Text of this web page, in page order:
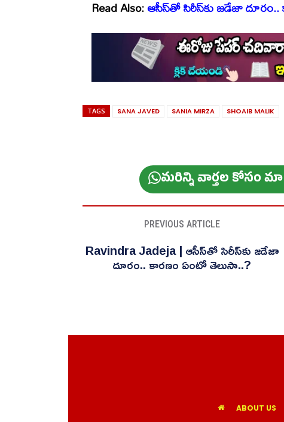
Read Also:ఆసీస్‌తో సిరీస్‌కు జడేజా
TAGS SANA JAVED SANIA MIRZA SHOAIB MALIK
మ‌రిన్ని వార్త‌ల కోసం
PREVIOUS ARTICLE
Ravindra Jadeja | ఆసీస్‌తో సిరీస్‌కు జడేజా
దూరం.. కారణం ఏంటో తెలుసా..?
ABOUT US